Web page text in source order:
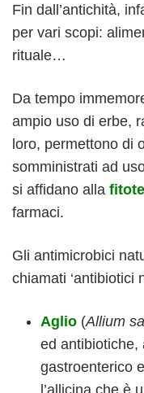
Fin dall’antichità,
per vari scopi:
rituale…
Da tempo
ampio uso di erbe,
loro, permettono di
somministrati ad
si affidano alla
farmaci.
Gli antimicrobici
chiamati ‘antibiotici
Aglio (Allium
ed antibiotiche,
gastroenterico
l’allicina che è